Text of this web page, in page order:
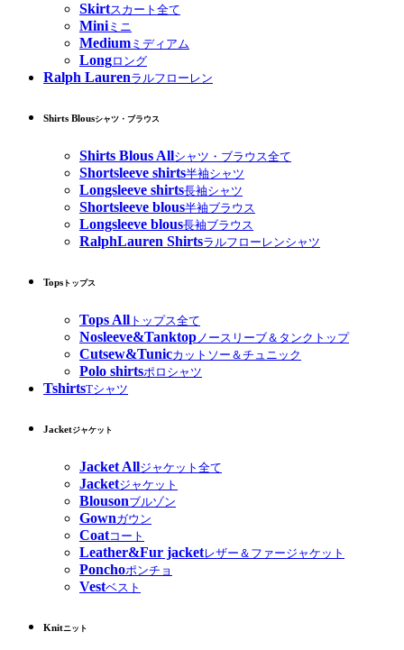
Skirtスカート全て
Miniミニ
Medium ミディアム
Longロング
Ralph Laurenラルフローレン
Shirts Blousシャツ・ブラウス
Shirts Blous Allシャツ・ブラウス全て
Shortsleeve shirts半袖シャツ
Longsleeve shirts長袖シャツ
Shortsleeve blous半袖ブラウス
Longsleeve blous長袖ブラウス
RalphLauren Shirtsラルフローレンシャツ
Tops トップス
Tops All トップス全て
Nosleeve&Tanktopノースリーブ＆タンクトップ
Cutsew&Tunicカットソー＆チュニック
Polo shirtsポロシャツ
TshirtsTシャツ
Jacketジャケット
Jacket Allジャケット全て
Jacketジャケット
Blousonブルゾン
Gownガウン
Coatコート
Leather&Fur jacketレザー＆ファージャケット
Ponchoポンチョ
Vestベスト
Knitニット